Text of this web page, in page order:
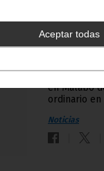
Aceptar todas
cara al
febrero 19, 2010
La mesa
en Malabo
ordinario en
Noticias